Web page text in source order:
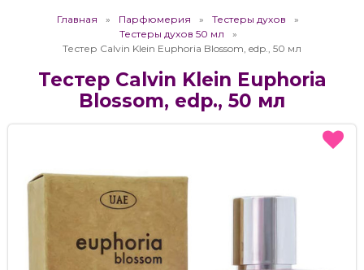
Главная Парфюмерия
Тестеры духов
Тестеры духов 50 мл
Тестер Calvin Klein Euphoria Blossom, edp., 50 мл
Тестер Calvin Klein Euphoria
Blossom, edp., 50 мл